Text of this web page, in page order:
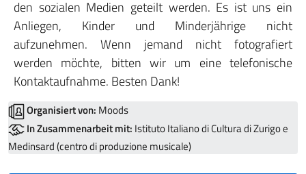
den sozialen Medien geteilt werden. Es ist uns ein
Anliegen, Kinder und Minderjährige nicht
aufzunehmen. Wenn jemand nicht fotografiert
werden möchte, bitten wir um eine telefonische
Kontaktaufnahme. Besten Dank!
Organisiert von: Moods
In Zusammenarbeit mit: Istituto Italiano di Cultura di Zurigo e
Medinsard (centro di produzione musicale)